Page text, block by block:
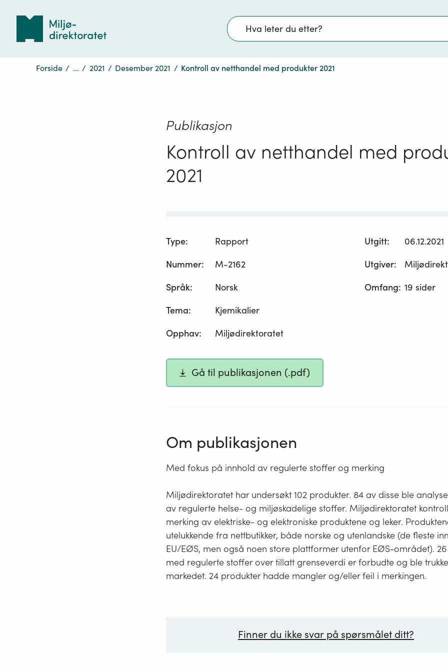
Søk
Forside / ... / 2021 / Desember 2021 / Kontroll av netthandel med produkter 2021
Publikasjon
Kontroll av netthandel med
2021
Type: Rapport Utgitt:
06.12.2021
Nummer: M-2162 Utgiver:
Språk: Norsk Omfang: 19 sider
Tema:
Kjemikalier
Opphav: Miljødirektoratet
Gå til publikasjonen (.pdf)
Om publikasjonen
Med fokus på innhold av regulerte stoffer og merking
Miljødirektoratet har undersøkt 102 produkter. 84 av disse ble
av regulerte helse- og miljøskadelige stoffer. Miljødirektoratet
merking av elektriske- og elektroniske produktene og leker.
utelukkende fra nettbutikker, både norske og utenlandske (de fleste
EU/EØS, men også noen store plattformer utenfor EØS-området).
med regulerte stoffer over tillatt grenseverdi er forbudte og ble
markedet. 24 produkter hadde mangler og/eller feil i merkingen.
Finner du ikke svar på spørsmålet ditt?